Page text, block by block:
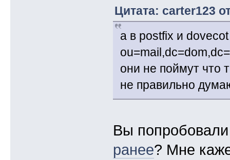
Цитата: carter123
а в postfix и
они не поймут
не правильно
Вы
ранее? Мне